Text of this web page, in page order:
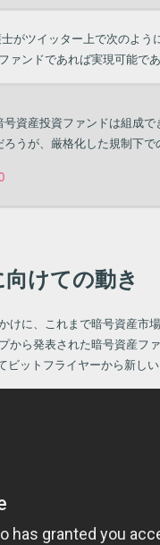
がツイッター上で次のよ
ンドであれば実現可能であ
資産投資ファンドは組成
うが、厳格化した規制下
けての動き
けに、これまで暗号資産
から発表された暗号資産
ットフライヤーから新し